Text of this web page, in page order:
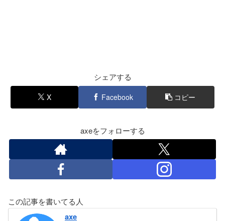
シェアする
X Facebook コピー
axeをフォローする
この記事を書いてる人
axe